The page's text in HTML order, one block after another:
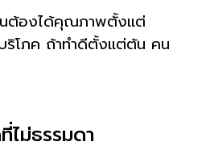
นต้องได้คุณภาพตั้งแต่
โภค ถ้าทำดีตั้งแต่ต้น คน
ม่ธรรมดา